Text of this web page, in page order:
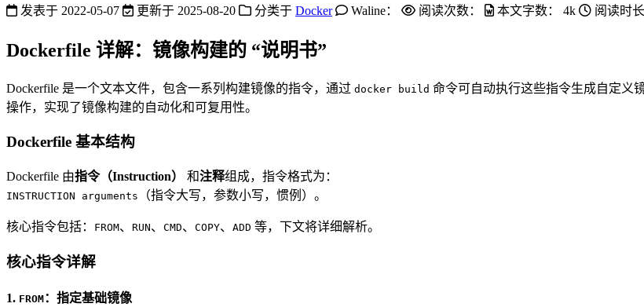
发表于 2022-05-07 更新于 2025-08-20 分类于 Docker Waline： 阅读次数： 本文字数： 4k 阅读时
Dockerfile 详解：镜像构建的 “说明书”
Dockerfile 是一个文本文件，包含一系列构建镜像的指令，通过 docker build 命令可自动执行这些指令生成自定义
操作，实现了镜像构建的自动化和可复用性。
Dockerfile 基本结构
Dockerfile 由指令（Instruction） 和注释组成，指令格式为：
INSTRUCTION arguments （指令大写，参数小写，惯例）。
核心指令包括： FROM、 RUN、 CMD、 COPY、 ADD 等，下文将详细解析。
核心指令详解
1. FROM：指定基础镜像